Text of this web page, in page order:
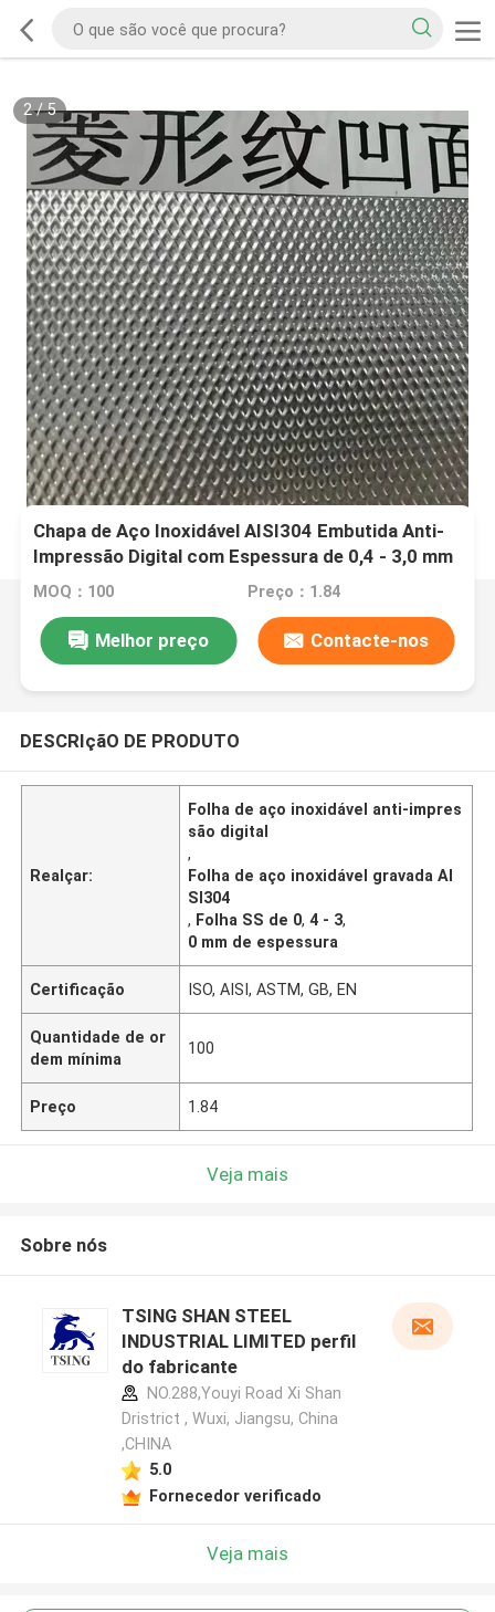
2/5
Chapa de Aço Inoxidável AISI304 Embutida Anti-
Impressão Digital com Espessura de 0,4 - 3,0 mm
para Aplicações Arquitetônicas
MOQ：100 Preço：1.84
Melhor preço Contacte-nos
DESCRIçãO DE PRODUTO
Realçar:
Folha de aço inoxidável anti-impres
são digital
,
Folha de aço inoxidável gravada AI
SI304
, Folha SS de 0,4 - 3,
0 mm de espessura
Certificação ISO, AISI, ASTM, GB, EN
Quantidade de or
dem mínima
100
Preço 1.84
Veja mais
Sobre nós
TSING SHAN STEEL
INDUSTRIAL LIMITED perfil
do fabricante
NO.288,Youyi Road Xi Shan
Dristrict , Wuxi, Jiangsu, China
,CHINA
5.0
Fornecedor verificado
Veja mais